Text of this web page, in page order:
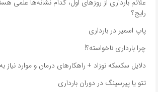
علائم بارداری از روزهای اول، کدام نشانه‌ها علمی
رایج؟
پاپ اسمیر در بارداری
چرا بارداری ناخواسته؟!
دلایل سکسکه نوزاد + راهکارهای درمان و موارد نیاز
تتو یا پیرسینگ در دوران بارداری